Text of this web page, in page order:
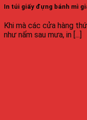
In túi giấy đựng bánh mì
Khi mà các cửa hàng
như nấm sau mưa, in [...]